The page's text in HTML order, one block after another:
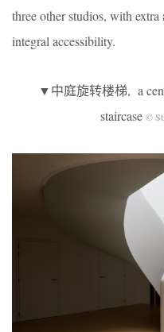
three other studios, with
integral accessibility.
▼中庭旋转楼梯, a
staircase©